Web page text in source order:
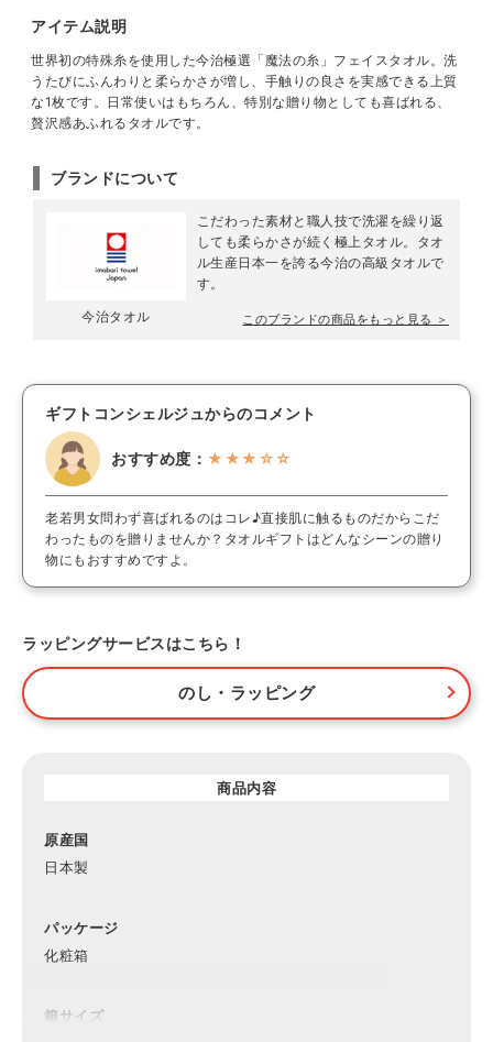
アイテム説明
世界初の特殊糸を使用した今治極選「魔法の糸」フェイスタオル。洗
うたびにふんわりと柔らかさが増し、手触りの良さを実感できる上質
な1枚です。日常使いはもちろん、特別な贈り物としても喜ばれる、
贅沢感あふれるタオルです。
ブランドについて
今治タオル
こだわった素材と職人技で洗濯を繰り返
しても柔らかさが続く極上タオル。タオ
ル生産日本一を誇る今治の高級タオルで
す。
このブランドの商品をもっと見る ＞
ギフトコンシェルジュからのコメント
おすすめ度： ★★★☆☆
老若男女問わず喜ばれるのはコレ♪直接肌に触るものだからこだ
わったものを贈りませんか？タオルギフトはどんなシーンの贈り
物にもおすすめですよ。
ラッピングサービスはこちら！
のし・ラッピング
商品内容
原産国
日本製
パッケージ
化粧箱
箱サイズ